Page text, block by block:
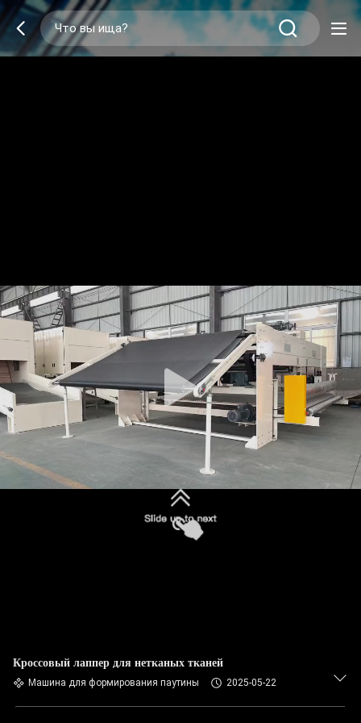
Кроссовый лаппер для нетканых тканей
Машина для формирования паутины 2025-05-22